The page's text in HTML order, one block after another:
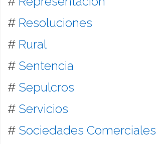
# Resoluciones
# Rural
# Sentencia
# Sepulcros
# Servicios
# Sociedades Comerciales